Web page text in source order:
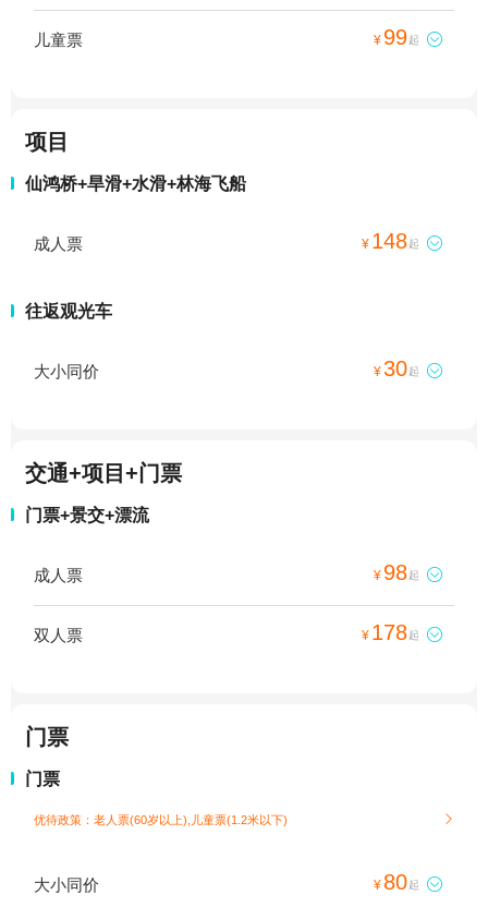
儿童票 ¥ 99起 
项目
仙鸿桥+旱滑+水滑+林海飞船
成人票 ¥ 148起 
往返观光车
大小同价 ¥30起 
交通+项目+门票
门票+景交+漂流
成人票 ¥ 98起 
双人票 ¥ 178起 
门票
门票
优待政策：老人票(60岁以上),儿童票(1.2米以下) 
大小同价 ¥ 80起 